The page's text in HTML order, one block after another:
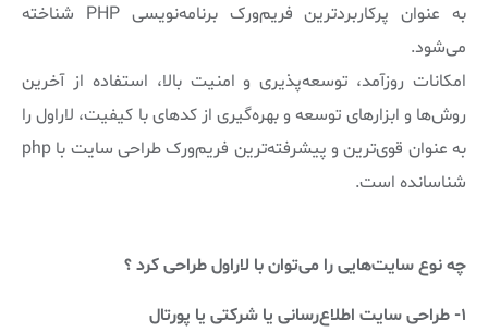
به عنوان پرکاربردترین فریم‌ورک برنامه‌نویسی PHP شناخته
می‌شود.
امکانات روزآمد، توسعه‌پذیری و امنیت بالا، استفاده از آخرین
روش‌ها و ابزارهای توسعه و بهره‌گیری از کدهای با کیفیت، لاراول را
به عنوان قوی‌ترین و پیشرفته‌ترین فریم‌ورک طراحی سایت با php
شناسانده است.
چه نوع سایت‌هایی را می‌توان با لاراول طراحی کرد ؟
۱- طراحی سایت اطلاع‌رسانی یا شرکتی یا پورتال